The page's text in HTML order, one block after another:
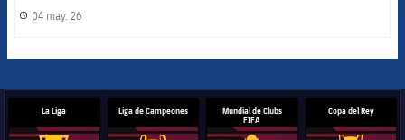
label.share.clock
04 may. 26
La Liga Liga de Campeones
Mundial de Clubs
FIFA
Copa del Rey